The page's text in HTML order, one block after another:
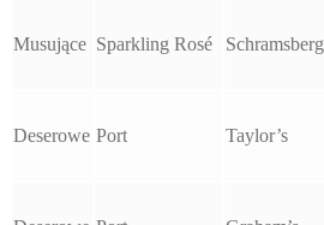
Musujące Sparkling Rosé Schramsberg
Deserowe Port Taylor’s